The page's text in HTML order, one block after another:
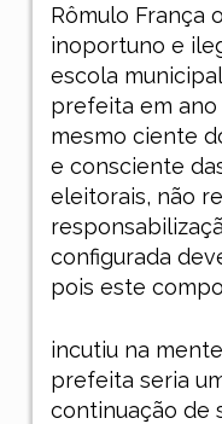
Rômulo França
inoportuno e
escola
prefeita em
mesmo ciente
e consciente
eleitorais, não
configurada
pois este
incutiu na
prefeita seria
continuação de